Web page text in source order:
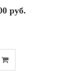
руб.